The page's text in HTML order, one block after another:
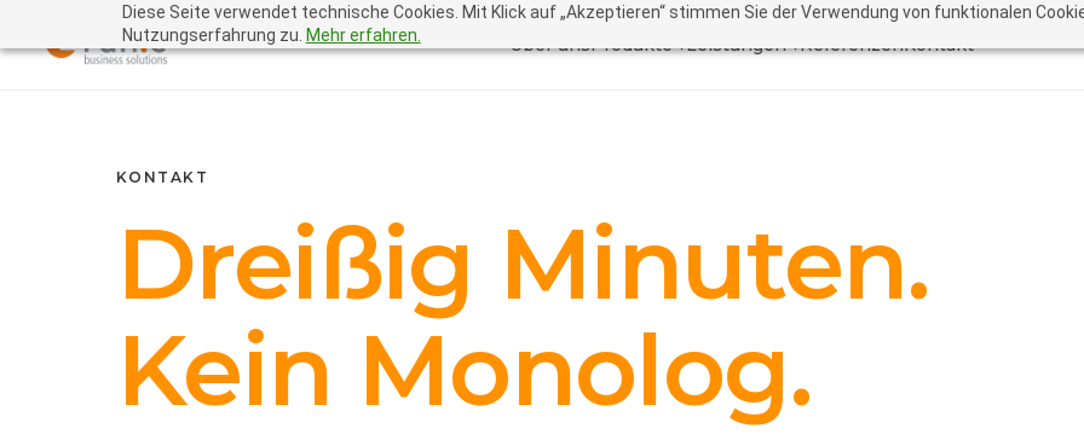
Diese Seite verwendet technische Cookies. Mit Klick auf „Akzeptieren“ stimmen Sie der Verwendung von funktionalen
Nutzungserfahrung zu. Mehr erfahren. Über unsProdukte ▾Leistungen ▾ReferenzenKontakt
KONTAKT
Dreißig Minuten.
Kein Monolog.